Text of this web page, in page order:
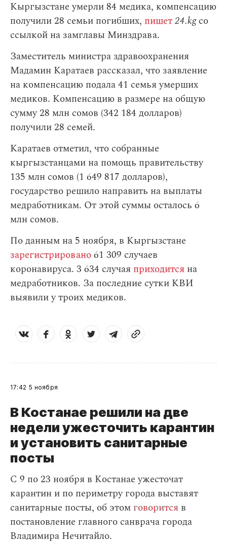
Кыргызстане умерли 84 медика, компенсацию
получили 28 семьи погибших, пишет24.kgсо
ссылкой на замглавы Минздрава.
Заместитель министра здравоохранения
Мадамин Каратаев рассказал, что заявление
на компенсацию подала 41 семья умерших
медиков. Компенсацию в размере на общую
сумму 28 млн сомов (342 184 долларов)
получили 28 семей.
Каратаев отметил, что собранные
кыргызстанцами на помощь правительству
135 млн сомов (1 649 817 долларов),
государство решило направить на выплаты
медработникам. От этой суммы осталось 6
млн сомов.
По данным на 5 ноября, в Кыргызстане
зарегистрировано61 309 случаев
коронавируса. 3 634 случая приходится на
медработников. За последние сутки КВИ
выявили у троих медиков.
17:42 5 ноября
В Костанае решили на две
недели ужесточить карантин
и установить санитарные
посты
С 9 по 23 ноября в Костанае ужесточат
карантин и по периметру города выставят
санитарные посты, об этом говорится в
постановление главного санврача города
Владимира Нечитайло.